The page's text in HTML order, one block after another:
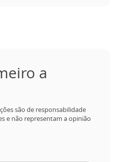
a
são de responsabilidade
e não representam a opinião